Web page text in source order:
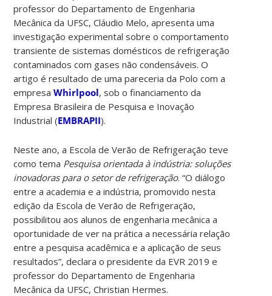
professor do Departamento de Engenharia
Mecânica da UFSC, Cláudio Melo, apresenta uma
investigação experimental sobre o comportamento
transiente de sistemas domésticos de refrigeração
contaminados com gases não condensáveis. O
artigo é resultado de uma pareceria da Polo com a
empresaWhirlpool, sob o financiamento da
Empresa Brasileira de Pesquisa e Inovação
Industrial (EMBRAPII).
Neste ano, a Escola de Verão de Refrigeração teve
como tema Pesquisa orientada à indústria: soluções
inovadoras para o setor de refrigeração. “O diálogo
entre a academia e a indústria, promovido nesta
edição da Escola de Verão de Refrigeração,
possibilitou aos alunos de engenharia mecânica a
oportunidade de ver na prática a necessária relação
entre a pesquisa acadêmica e a aplicação de seus
resultados”, declara o presidente da EVR 2019 e
professor do Departamento de Engenharia
Mecânica da UFSC, Christian Hermes.